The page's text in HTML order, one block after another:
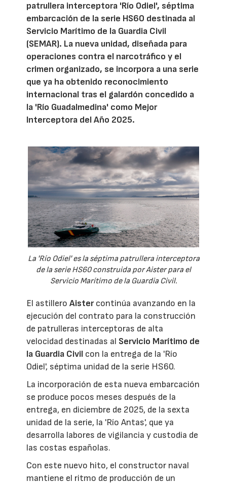
patrullera interceptora 'Río Odiel', séptima
embarcación de la serie HS60 destinada al
Servicio Marítimo de la Guardia Civil
(SEMAR). La nueva unidad, diseñada para
operaciones contra el narcotráfico y el
crimen organizado, se incorpora a una serie
que ya ha obtenido reconocimiento
internacional tras el galardón concedido a
la 'Río Guadalmedina' como Mejor
Interceptora del Año 2025.
La 'Río Odiel' es la séptima patrullera interceptora
de la serie HS60 construida por Aister para el
Servicio Marítimo de la Guardia Civil.
El astilleroAistercontinúa avanzando en la
ejecución del contrato para la construcción
de patrulleras interceptoras de alta
velocidad destinadas al Servicio Marítimo de
la Guardia Civil con la entrega de la 'Río
Odiel', séptima unidad de la serie HS60.
La incorporación de esta nueva embarcación
se produce pocos meses después de la
entrega, en diciembre de 2025, de la sexta
unidad de la serie, la 'Río Antas', que ya
desarrolla labores de vigilancia y custodia de
las costas españolas.
Con este nuevo hito, el constructor naval
mantiene el ritmo de producción de un